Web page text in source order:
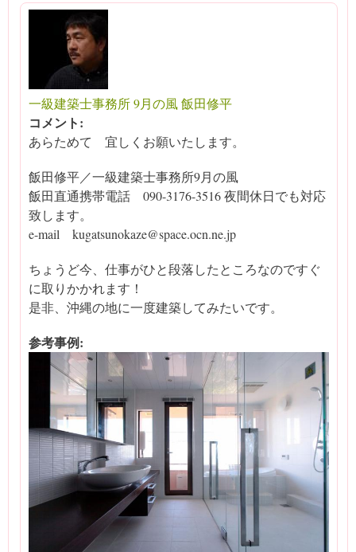
一級建築士事務所 9月の風 飯田修平
コメント:
あらためて 宜しくお願いたします。
飯田修平／一級建築士事務所9月の風
飯田直通携帯電話 090-3176-3516 夜間休日でも対応
致します。
e-mail kugatsunokaze@space.ocn.ne.jp
ちょうど今、仕事がひと段落したところなのですぐ
に取りかかれます！
是非、沖縄の地に一度建築してみたいです。
参考事例: